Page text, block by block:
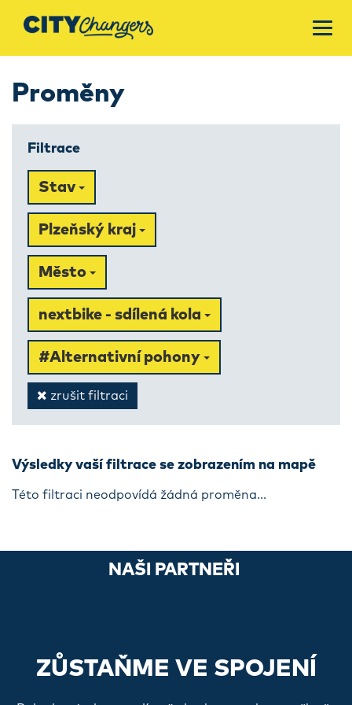
Proměny
Filtrace
Stav
Plzeňský kraj
Město
nextbike - sdílená kola
#Alternativní pohony
zrušit filtraci
Výsledky vaší filtrace se zobrazením na mapě
Této filtraci neodpovídá žádná proměna...
NAŠI PARTNEŘI
ZŮSTAŇME VE SPOJENÍ